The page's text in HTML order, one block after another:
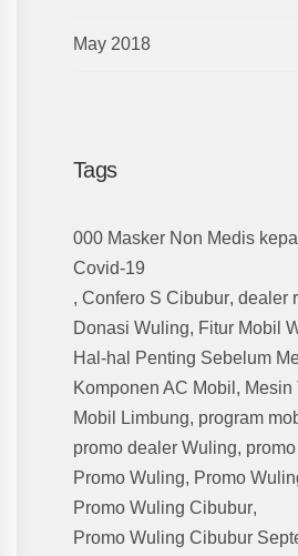
May 2018
Tags
000 Masker Non Medis
Covid-19
, Confero S Cibubur, dealer
Donasi Wuling, Fitur Mobil
Hal-hal Penting Sebelum
Komponen AC Mobil , Mesin
Mobil Limbung, program
promo dealer Wuling,
Promo Wuling, Promo
Promo Wuling Cibubur,
Promo Wuling Cibubur